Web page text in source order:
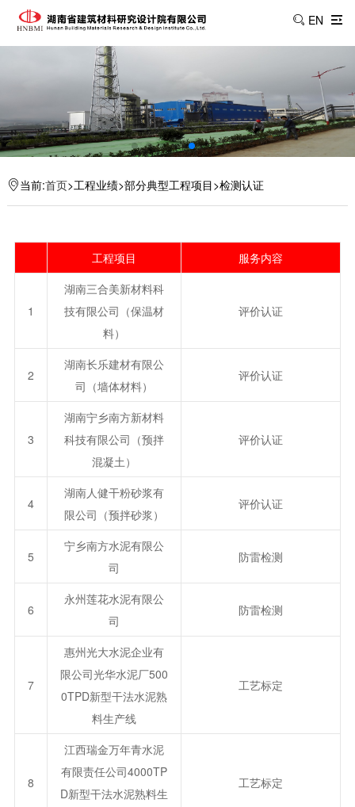
EN
当前:首页>工程业绩>部分典型工程项目>检测认证
工程项目 服务内容
1
湖南三合美新材料科
技有限公司（保温材
料）
评价认证
2
湖南长乐建材有限公
司（墙体材料）
评价认证
3
湖南宁乡南方新材料
科技有限公司（预拌
混凝土）
评价认证
4
湖南人健干粉砂浆有
限公司（预拌砂浆）
评价认证
5
宁乡南方水泥有限公
司
防雷检测
6
永州莲花水泥有限公
司
防雷检测
7
惠州光大水泥企业有
限公司光华水泥厂500
0TPD新型干法水泥熟
料生产线
工艺标定
8
江西瑞金万年青水泥
有限责任公司4000TP
D新型干法水泥熟料生
工艺标定